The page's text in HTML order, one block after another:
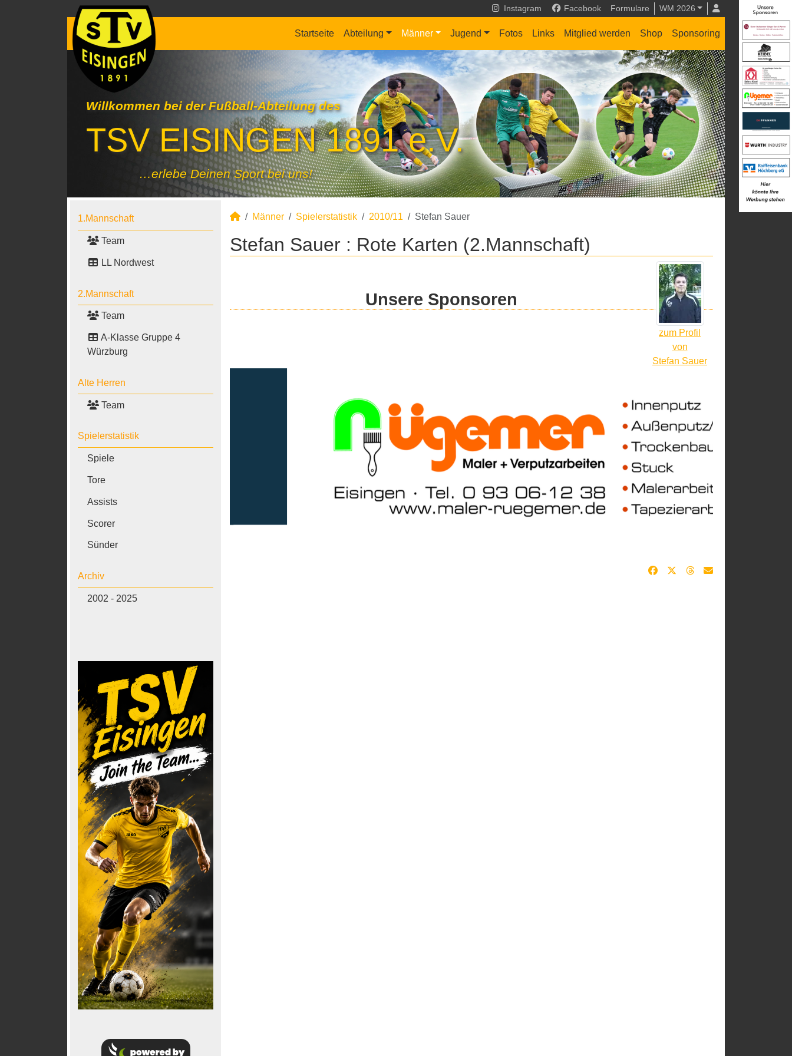
Instagram Facebook Formulare WM 2026
Startseite Abteilung Männer Jugend Fotos Links Mitglied werden Shop Sponsoring
Willkommen bei der Fußball-Abteilung des
TSV EISINGEN 1891 e.V.
…erlebe Deinen Sport bei uns!
1.Mannschaft
Team
LL Nordwest
2.Mannschaft
Team
A-Klasse Gruppe 4
Würzburg
Alte Herren
Team
Spielerstatistik
Spiele
Tore
Assists
Scorer
Sünder
Archiv
2002 - 2025
Männer Spielerstatistik 2010/11 Stefan Sauer
Stefan Sauer : Rote Karten (2.Mannschaft)
zum Profil
von
Stefan Sauer
Unsere Sponsoren